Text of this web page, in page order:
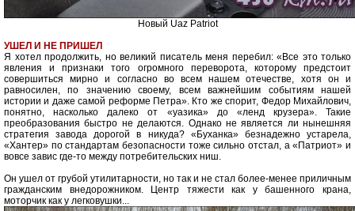
Новый Uaz Patriot
УШЕЛ И НЕ ПРИШЕЛ
Я хотел продолжить, но великий писатель меня перебил: «Все это только
явления и признаки того огромного переворота, которому предстоит
совершиться мирно и согласно во всем нашем отечестве, хотя он и
равносилен, по значению своему, всем важнейшим событиям нашей
истории и даже самой реформе Петра». Кто же спорит, Федор Михайлович,
понятно, насколько далеко от «уазика» до «ленд крузера». Такие
преобразования быстро не делаются. Однако не является ли нынешняя
стратегия завода дорогой в никуда? «Буханка» безнадежно устарела,
«Хантер» по стандартам безопасности тоже сильно отстал, а «Патриот» и
вовсе завис где-то между потребительских ниш.
Он ушел от грубой утилитарности, но так и не стал более-менее приличным
гражданским внедорожником. Центр тяжести как у башенного крана,
моторчик как у легковушки...